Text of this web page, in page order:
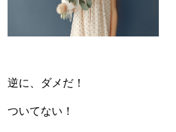
逆に、ダメだ！
ついてない！